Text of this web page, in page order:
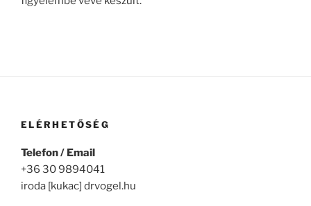
ELÉRHETŐSÉG
Telefon / Email
+36 30 9894041
iroda [kukac] drvogel.hu